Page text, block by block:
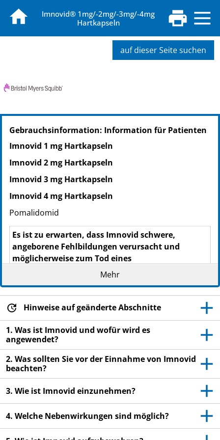
Imnovid® 1mg/-2mg/-3mg/-4mg
Hartkapseln
auf dieser Seite suchen
PZN: 10022787
PPN: 111002278781
GTIN: 07640133683478
PPN: 111440620829
Gebrauchsinformation: Information für Patienten
Imnovid 1 mg Hartkapseln
Imnovid 2 mg Hartkapseln
Imnovid 3 mg Hartkapseln
Imnovid 4 mg Hartkapseln
Pomalidomid
Es ist zu erwarten, dass Imnovid schwere,
angeborene Fehlbildungen verursacht und
möglicherweise zum Tod ei­nes
ungeborenen Kindes führt.
- Sie dürfen dieses Arzneimittel nicht
anwenden, wenn Sie schwanger sind oder
schwanger werden könnten.
- Sie müssen die in dieser Pa­ckungs­bei­lage
angegebenen Anweisungen zur
Empfängnisverhütung unbedingt befolgen.
Lesen Sie die gesamte Packungsbeilage sorgfältig
durch, bevor Sie mit der Einnahme dieses
Arzneimittels beginnen, denn sie enthält wichtige
Informationen.
möchten Sie diese später nochmals lesen.
Mehr
Hinweise auf geänderte Abschnitte
1. Was ist Imnovid und wofür wird es
angewendet?
2. Was sollten Sie vor der Einnahme von Imnovid
beachten?
3. Wie ist Imnovid einzunehmen?
4. Welche Nebenwirkungen sind möglich?